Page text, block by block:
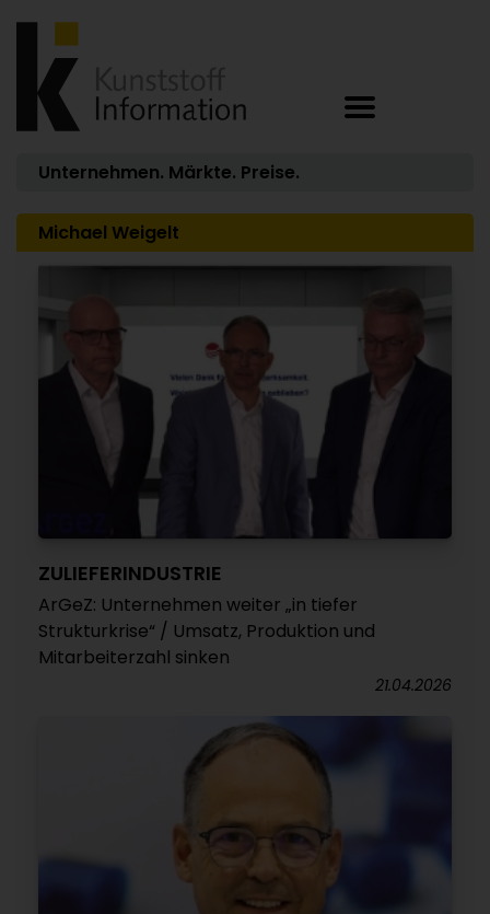
Unternehmen. Märkte. Preise.
Michael Weigelt
ZULIEFERINDUSTRIE
ArGeZ: Unternehmen weiter „in tiefer
Strukturkrise“ / Umsatz, Produktion und
Mitarbeiterzahl sinken
21.04.2026